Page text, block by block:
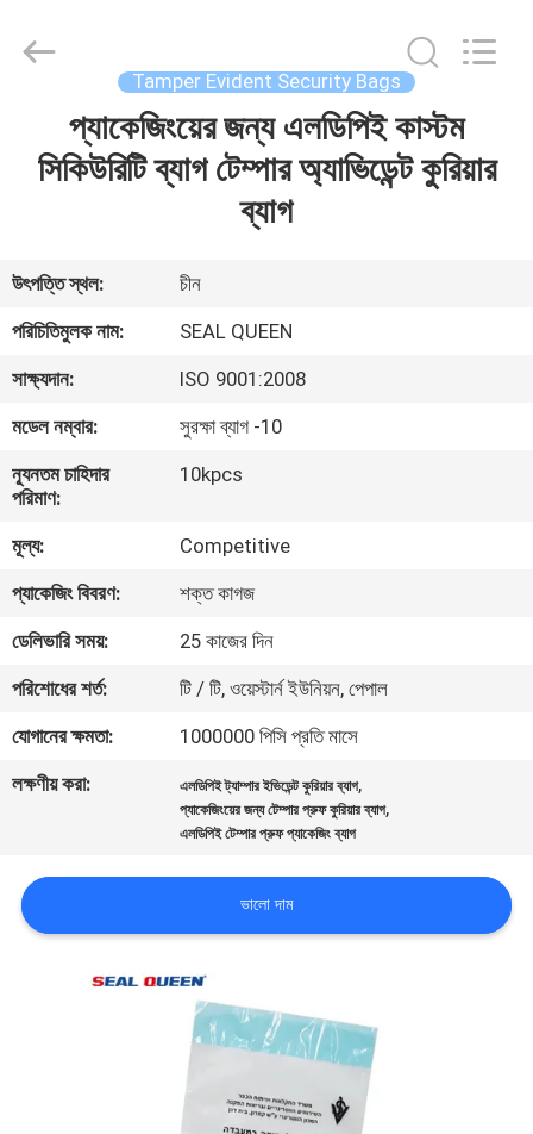
আমাদের
সম্পর্কে
কারখানা
ভ্রমণ
নিয়ন্ত্রণ
যোগাযোগ
করুন
উদ্ধৃতির
জন্য
সাইট
Material
Tamper Evident Security Bags
প্যাকেজিংয়ের জন্য এলডিপিই কাস্টম
সিকিউরিটি ব্যাগ টেম্পার অ্যাভিডেন্ট কুরিয়ার
ব্যাগ
উৎপত্তি স্থল:
চীন
পরিচিতিমুলক নাম:
SEAL QUEEN
সাক্ষ্যদান:
ISO 9001:2008
মডেল নম্বার:
সুরক্ষা ব্যাগ -10
ন্যূনতম চাহিদার
পরিমাণ:
10kpcs
মূল্য:
Competitive
প্যাকেজিং বিবরণ:
শক্ত কাগজ
ডেলিভারি সময়:
25 কাজের দিন
পরিশোধের শর্ত:
টি / টি, ওয়েস্টার্ন ইউনিয়ন, পেপাল
যোগানের ক্ষমতা:
1000000 পিসি প্রতি মাসে
লক্ষণীয় করা:
এলডিপিই ট্যাম্পার ইভিডেন্ট কুরিয়ার ব্যাগ,
প্যাকেজিংয়ের জন্য টেম্পার প্রুফ কুরিয়ার ব্যাগ,
এলডিপিই টেম্পার প্রুফ প্যাকেজিং ব্যাগ
ভালো দাম